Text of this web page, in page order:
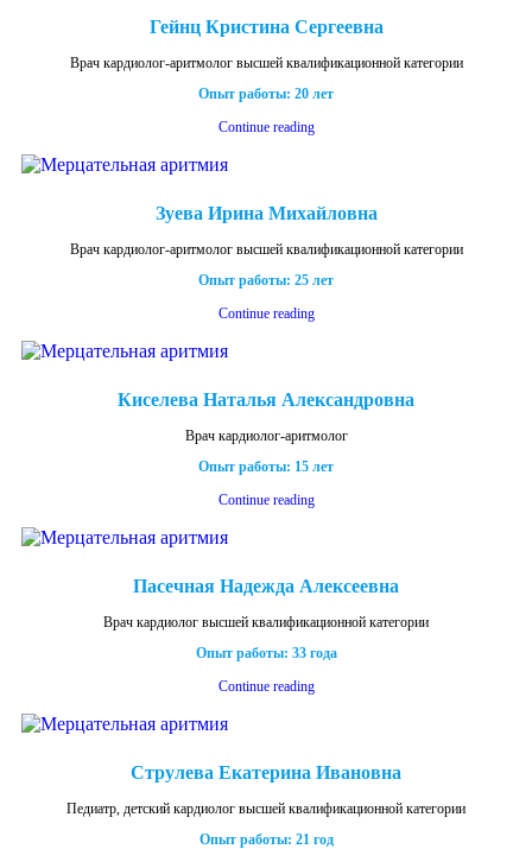
Гейнц Кристина Сергеевна
Врач кардиолог-аритмолог высшей квалификационной категории
Опыт работы: 20 лет
Continue reading
Зуева Ирина Михайловна
Врач кардиолог-аритмолог высшей квалификационной категории
Опыт работы: 25 лет
Continue reading
Киселева Наталья Александровна
Врач кардиолог-аритмолог
Опыт работы: 15 лет
Continue reading
Пасечная Надежда Алексеевна
Врач кардиолог высшей квалификационной категории
Опыт работы: 33 года
Continue reading
Струлева Екатерина Ивановна
Педиатр, детский кардиолог высшей квалификационной категории
Опыт работы: 21 год